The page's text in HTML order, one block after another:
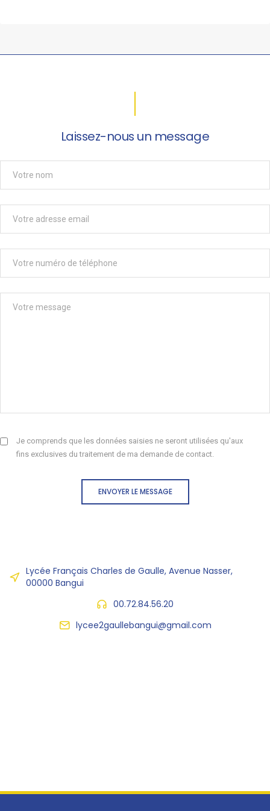
Laissez-nous un message
Je comprends que les données saisies ne seront utilisées qu'aux
fins exclusives du traitement de ma demande de contact.
ENVOYER LE MESSAGE
Lycée Français Charles de Gaulle, Avenue Nasser,
00000 Bangui
00.72.84.56.20
lycee2gaullebangui@gmail.com